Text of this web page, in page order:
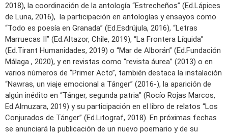
2018), la coordinación de la antología “Estrecheños” (Ed.Lápices
de Luna, 2016), la participación en antologías y ensayos como
“Todo es poesía en Granada” (Ed.Esdrújula, 2016), “Letras
Marruecas II” (Ed.Altazor, Chile, 2019), “La Frontera Líquida”
(Ed.Tirant Humanidades, 2019) o “Mar de Alborán” (Ed.Fundación
Málaga , 2020), y en revistas como “revista áurea” (2013) o en
varios números de “Primer Acto”, también destaca la instalación
“Nawras, un viaje emocional a Tánger” (2016-), la aparición de
algún inédito en “Tánger, segunda patria” (Rocío Rojas Marcos,
Ed.Almuzara, 2019) y su participación en el libro de relatos “Los
Conjurados de Tánger” (Ed.Litograf, 2018). En próximas fechas
se anunciará la publicación de un nuevo poemario y de su